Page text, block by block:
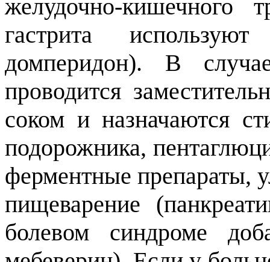
желудочно-кишечного
гастрита
домперидон). В
проводится
соком и назначаются
подорожника,
ферментные препараты,
пищеварение
болевом синдроме